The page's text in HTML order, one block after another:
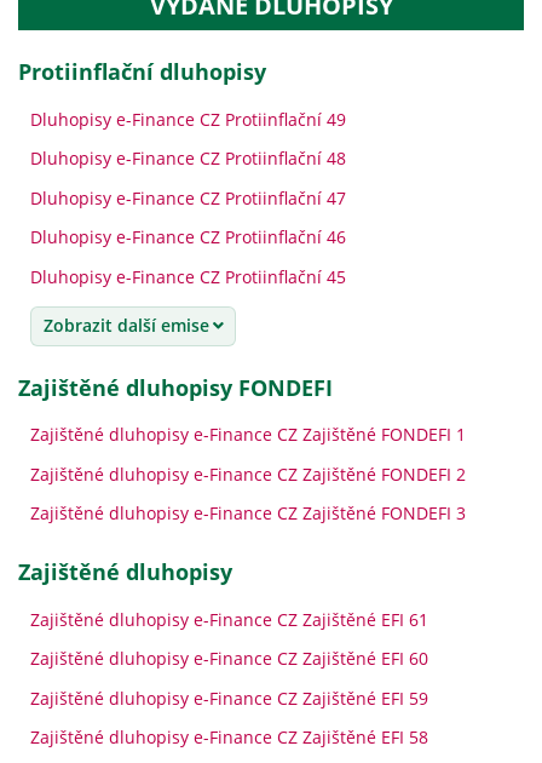
protiinflační dluhopisy
Dluhopisy e-Finance CZ Protiinflační 49
Dluhopisy e-Finance CZ Protiinflační 48
Dluhopisy e-Finance CZ Protiinflační 47
Dluhopisy e-Finance CZ Protiinflační 46
Dluhopisy e-Finance CZ Protiinflační 45
Zobrazit další emise
Zajištěné dluhopisy FONDEFI
Zajištěné dluhopisy e-Finance CZ Zajištěné FONDEFI 1
Zajištěné dluhopisy e-Finance CZ Zajištěné FONDEFI 2
Zajištěné dluhopisy e-Finance CZ Zajištěné FONDEFI 3
zajištěné dluhopisy
Zajištěné dluhopisy e-Finance CZ Zajištěné EFI 61
Zajištěné dluhopisy e-Finance CZ Zajištěné EFI 60
Zajištěné dluhopisy e-Finance CZ Zajištěné EFI 59
Zajištěné dluhopisy e-Finance CZ Zajištěné EFI 58